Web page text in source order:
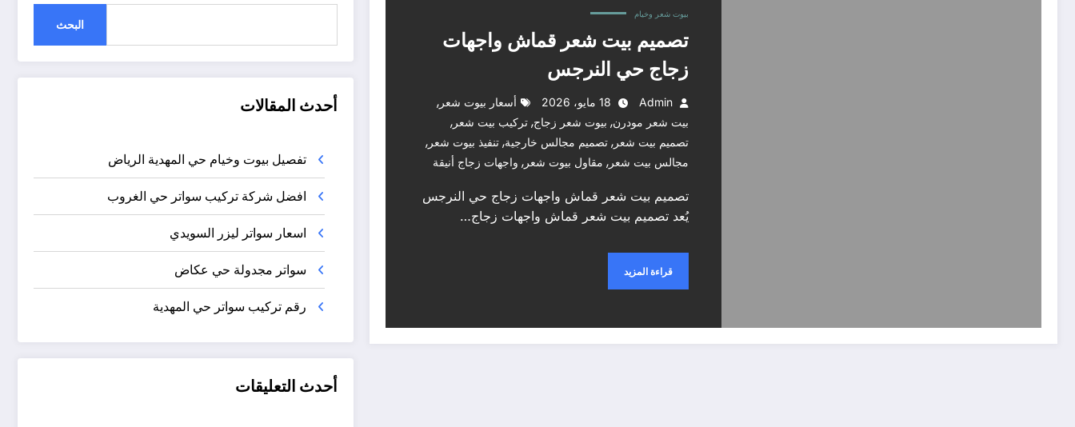
بيوت شعر وخيام
تصميم بيت شعر قماش واجهات
زجاج حي النرجس
Admin 18 مايو، 2026 أسعار بيوت شعر ,
بيت شعر مودرن, بيوت شعر زجاج, تركيب بيت شعر ,
تصميم بيت شعر , تصميم مجالس خارجية, تنفيذ بيوت شعر ,
مجالس بيت شعر , مقاول بيوت شعر , واجهات زجاج أنيقة
تصميم بيت شعر قماش واجهات زجاج حي النرجس
يُعد تصميم بيت شعر قماش واجهات زجاج…
قراءة المزيد
البحث
أحدث المقالات
تفصيل بيوت وخيام حي المهدية الرياض
افضل شركة تركيب سواتر حي الغروب
اسعار سواتر ليزر السويدي
سواتر مجدولة حي عكاض
رقم تركيب سواتر حي المهدية
أحدث التعليقات